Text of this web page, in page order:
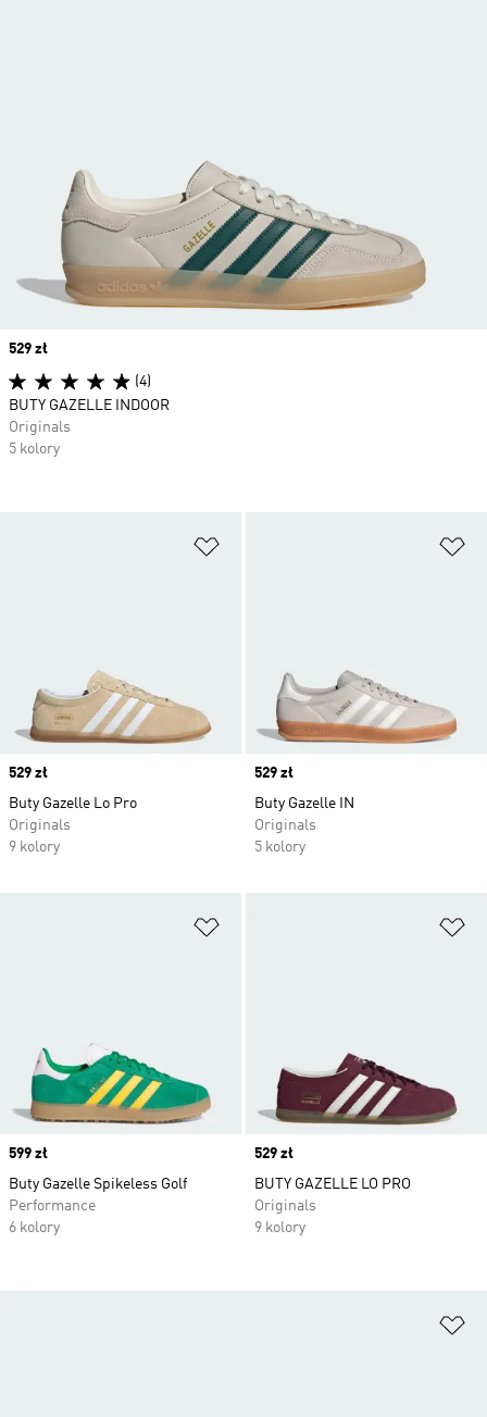
Price
529 zł
Buty Gazelle Lo Pro
Originals
9 kolory
Price
529 zł
Buty Gazelle IN
Originals
5 kolory
Price
599 zł
Buty Gazelle Spikeless Golf
Performance
6 kolory
Price
529 zł
BUTY GAZELLE LO PRO
Originals
9 kolory
Price
529 zł
(4)
BUTY GAZELLE INDOOR
Originals
5 kolory